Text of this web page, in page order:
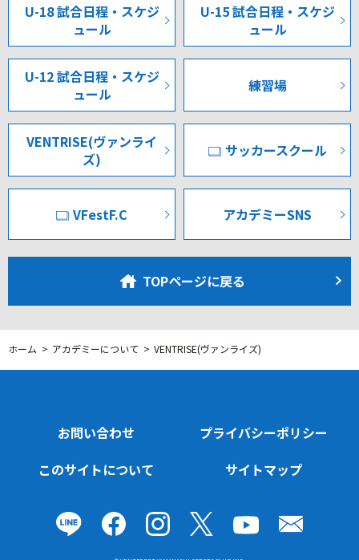
U-18 試合日程・スケジ
ュール
U-15 試合日程・スケジ
ュール
U-12 試合日程・スケジ
ュール
練習場
VENTRISE(ヴァンライ
ズ)
サッカースクール
VFestF.C アカデミーSNS
TOPページに戻る
ホーム アカデミーについて VENTRISE(ヴァンライズ)
お問い合わせ
プライバシーポリシー
このサイトについて
サイトマップ